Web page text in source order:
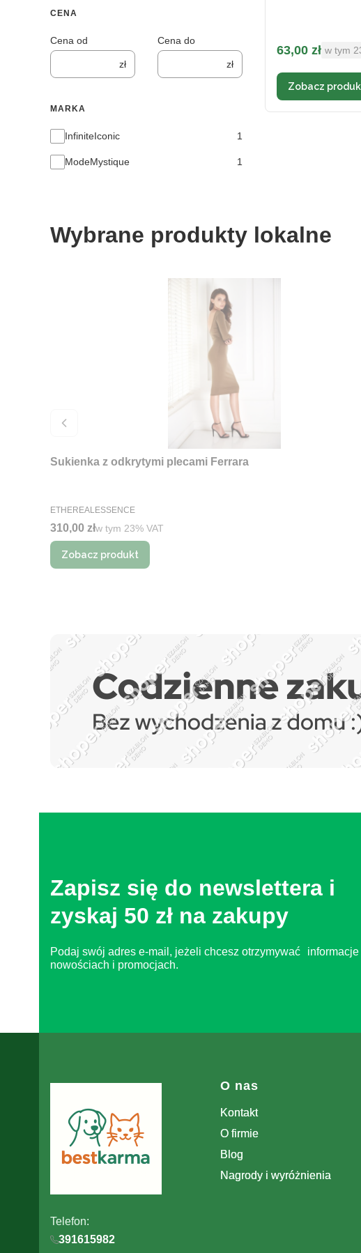
CENA
Cena od
zł
Cena do
zł
MARKA
MarkaInfiniteIconic 1
ModeMystique 1
Cena brutto
63,00 zł w tym
w tym
Zobacz
Wybrane produkty lokalne
Sukienka z odkrytymi plecami Ferrara
PRODUCENT
ETHEREALESSENCE
Cena brutto
310,00 złw tym %s VAT
w tym 23% VAT
Zobacz produkt
Zapisz się do newslettera i
zyskaj 50 zł na zakupy
Podaj swój adres e-mail, jeżeli chcesz otrzymywać informacje
nowościach i promocjach.
Telefon:
391615982
Linki w stopce
O nas
Kontakt
O firmie
Blog
Nagrody i wyróżnienia